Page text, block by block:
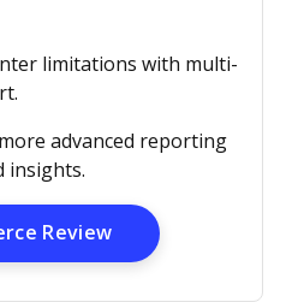
limitations with multi-
advanced reporting
insights.
ReviewOpens New